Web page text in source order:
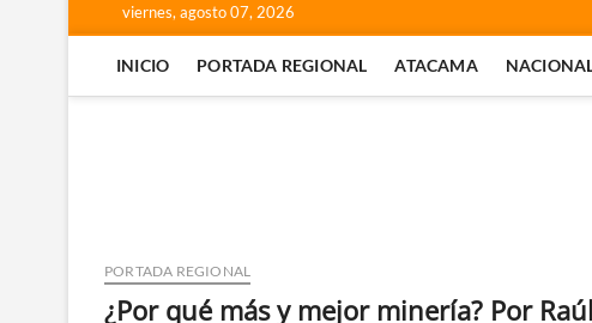
viernes, agosto 07, 2026
INICIO PORTADA REGIONAL ATACAMA
PORTADA REGIONAL
¿Por qué más y mejor minería? Por